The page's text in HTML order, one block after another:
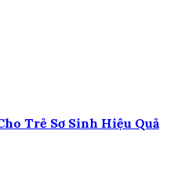
Trẻ Sơ Sinh Hiệu Quả